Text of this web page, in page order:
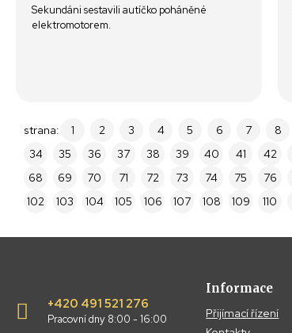
Sekundáni sestavili autíčko poháněné
elektromotorem.
strana: 1 2 3 4 5 6 7 8
34
35 36 37 38 39 40 41 42
68
69 70 71 72 73 74 75 76
102
103 104 105 106 107 108 109 110
+420 491 521 276
Pracovní dny 8:00 - 16:00
Informace
Přijímací řízení